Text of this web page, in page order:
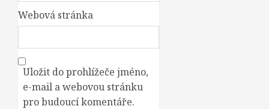
Webová stránka
Uložit do prohlížeče jméno,
e-mail a webovou stránku
pro budoucí komentáře.